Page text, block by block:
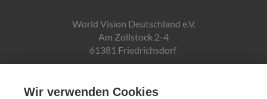
World Vision Deutschland e.V.
Am Zollstock 2-4
61381 Friedrichsdorf
DE19ZZZ00000150171
Wir verwenden Cookies